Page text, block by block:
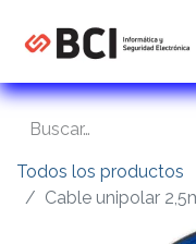
Todos los productos
Cable unipolar